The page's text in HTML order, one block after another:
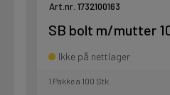
Art.nr. 1732100163
SB bolt m/mutter
Ikke på nettlager
1 Pakke a 100 Stk